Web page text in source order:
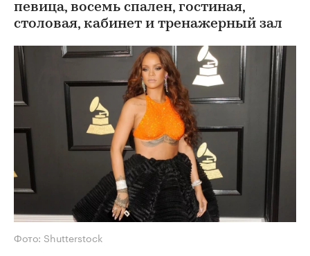
певица, восемь спален, гостиная,
столовая, кабинет и тренажерный зал
Фото: Shutterstock